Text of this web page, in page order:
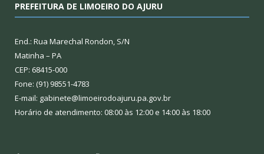
PREFEITURA DE LIMOEIRO DO AJURU
End.: Rua Marechal Rondon, S/N
Matinha – PA
CEP: 68415-000
Fone: (91) 98551-4783
E-mail: gabinete@limoeirodoajuru.pa.gov.br
Horário de atendimento: 08:00 às 12:00 e 14:00 às 18:00